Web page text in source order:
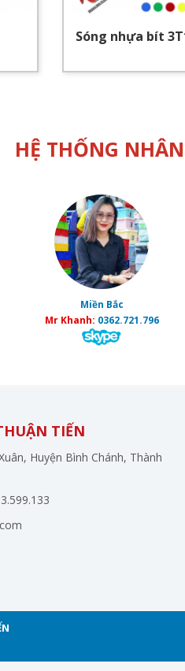
Sóng nhựa bít
HỆ THỐNG
Miền Bắc
Mr Khanh: 0362.721.796
TIẾN
Huyện Bình Chánh, Thành